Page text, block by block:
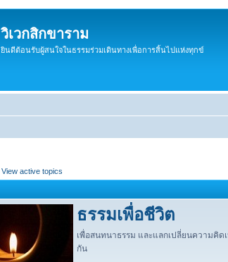
วิเวกสิกขาราม
ยินดีต้อนรับผู้สนใจในธรรมร่วมเดินทางเพื่อการสิ้นไปแห่งทุกข์
View active topics
ธรรมเพื่อชีวิต
เพื่อสนทนาธรรม และแลกเปลี่ยนความคิ
กัน